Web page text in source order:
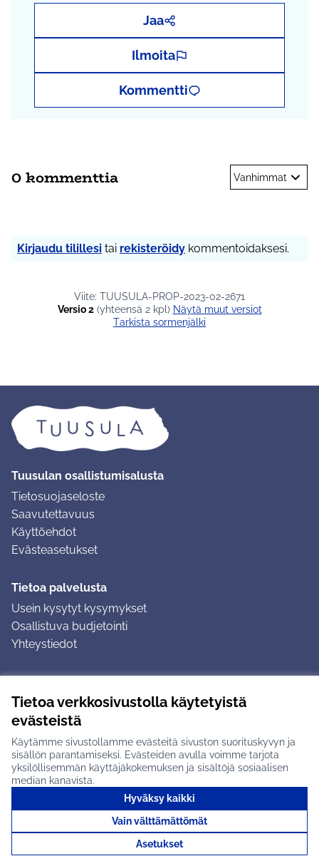
Tietoa verkkosivustolla käytetyistä
evästeistä
Käytämme sivustollamme evästeitä sivuston suorituskyvyn ja
sisällön parantamiseksi. Evästeiden avulla voimme tarjota
yksilöllisemmän käyttäjäkokemuksen ja sisältöjä sosiaalisen
median kanavista.
Hyväksy kaikki
Vain välttämättömät
Asetukset
Jaa
Ilmoita
Kommentti
0 kommenttia Vanhimmat
Kirjaudu tilillesi tai rekisteröidy kommentoidaksesi.
Viite: TUUSULA-PROP-2023-02-2671
Versio 2(yhteensä 2 kpl)
näytä muut versiot
Tarkista sormenjälki
Tuusulan osallistumisalusta
Tietosuojaseloste
Saavutettavuus
Käyttöehdot
Evästeasetukset
Tietoa palvelusta
Usein kysytyt kysymykset
Osallistuva budjetointi
Yhteystiedot
Ohjeet kirjautumiseen
Ohjeet kommentin jättämiseen
Creative Commons -lisenssi
(Ulkoinen linkki)Verkkosivusto luotuvapaan ohjelmiston
Tuusulan osallistumisalusta X-palvelussa
(Ulkoinen linkki)